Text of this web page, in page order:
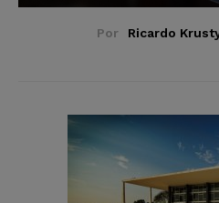
Por Ricardo